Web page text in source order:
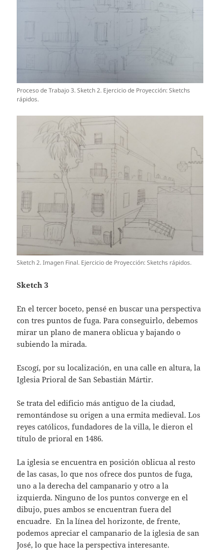
Proceso de Trabajo 3. Sketch 2. Ejercicio de Proyección: Sketchs
rápidos.
Sketch 2. Imagen Final. Ejercicio de Proyección: Sketchs rápidos.
Sketch 3
En el tercer boceto, pensé en buscar una perspectiva
con tres puntos de fuga. Para conseguirlo, debemos
mirar un plano de manera oblicua y bajando o
subiendo la mirada.
Escogí, por su localización, en una calle en altura, la
Iglesia Prioral de San Sebastián Mártir.
Se trata del edificio más antiguo de la ciudad,
remontándose su origen a una ermita medieval. Los
reyes católicos, fundadores de la villa, le dieron el
título de prioral en 1486.
La iglesia se encuentra en posición oblicua al resto
de las casas, lo que nos ofrece dos puntos de fuga,
uno a la derecha del campanario y otro a la
izquierda. Ninguno de los puntos converge en el
dibujo, pues ambos se encuentran fuera del
encuadre. En la línea del horizonte, de frente,
podemos apreciar el campanario de la iglesia de san
José, lo que hace la perspectiva interesante.